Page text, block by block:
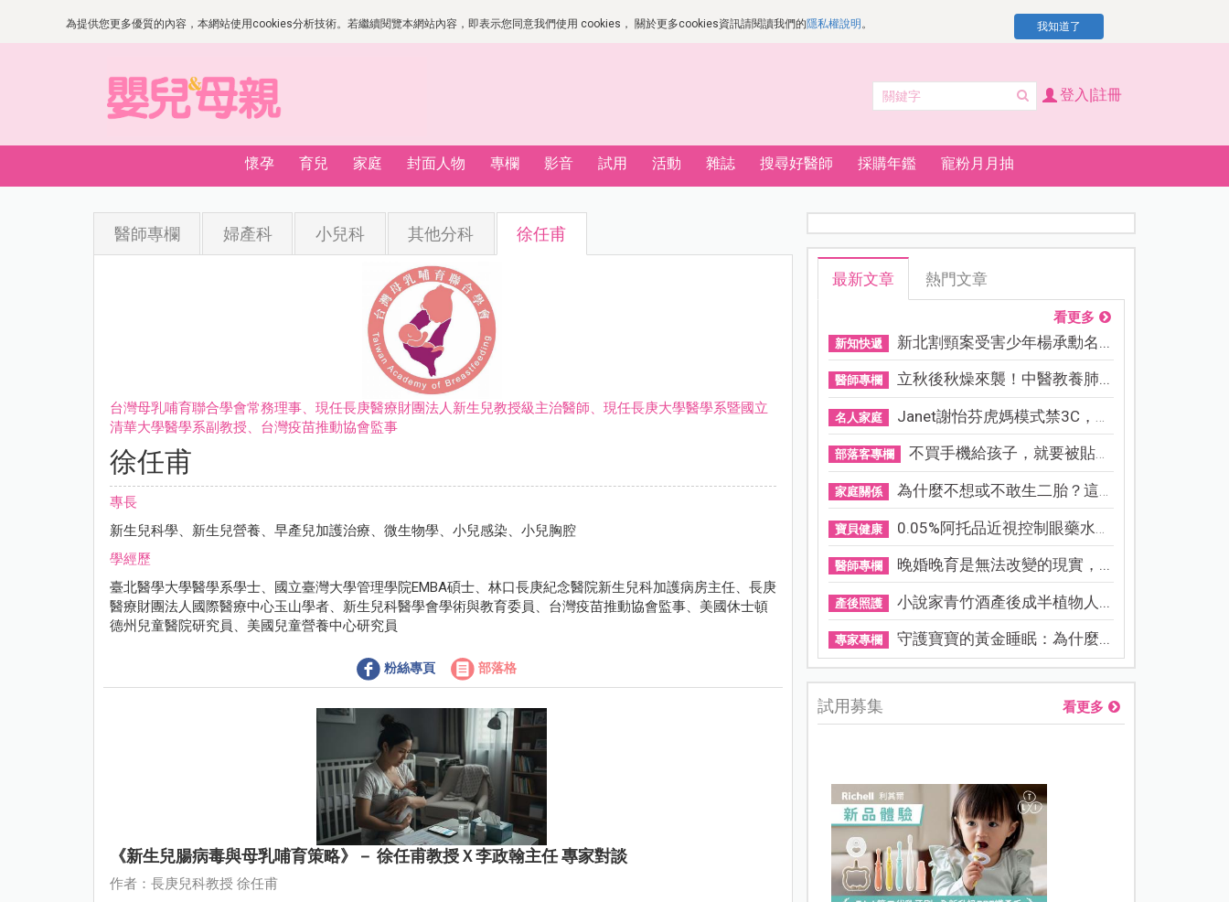
為提供您更多優質的內容，本網站使用cookies分析技術。若繼續閱覽本網站內容，即表示您同意我們使用 cookies， 關於更多cookies資訊請閱讀我們的隱私權說明 。 我知道了
登入|註冊
懷孕 育兒 家庭 封面人物 專欄 影音 試用 活動 雜誌 搜尋好醫師 採購年鑑 寵粉月月抽
醫師專欄 婦產科 小兒科 其他分科 徐任甫
台灣母乳哺育聯合學會常務理事、現任長庚醫療財團法人新生兒教授級主治醫師、現任長庚大學醫學系暨國立
清華大學醫學系副教授、台灣疫苗推動協會監事
徐任甫
專長
新生兒科學、新生兒營養、早產兒加護治療、微生物學、小兒感染、小兒胸腔
學經歷
臺北醫學大學醫學系學士、國立臺灣大學管理學院EMBA碩士、林口長庚紀念醫院新生兒科加護病房主任、長庚
醫療財團法人國際醫療中心玉山學者、新生兒科醫學會學術與教育委員、台灣疫苗推動協會監事、美國休士頓
德州兒童醫院研究員、美國兒童營養中心研究員
粉絲專頁 部落格
《新生兒腸病毒與母乳哺育策略》－ 徐任甫教授Ｘ李政翰主任 專家對談
作者：長庚兒科教授 徐任甫
最新文章 熱門文章
看更多
新知快遞 新北割頸案受害少年楊承勳名...
醫師專欄 立秋後秋燥來襲！中醫教養肺...
名人家庭 Janet謝怡芬虎媽模式禁3C，看...
部落客專欄 不買手機給孩子，就要被貼「...
家庭關係 為什麼不想或不敢生二胎？這8...
寶貝健康 0.05%阿托品近視控制眼藥水納...
醫師專欄 晚婚晚育是無法改變的現實，...
產後照護 小說家青竹酒產後成半植物人...
專家專欄 守護寶寶的黃金睡眠：為什麼...
試用募集 看更多